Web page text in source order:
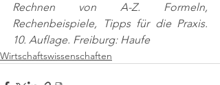
Rechnen von A-Z. Formeln,
Rechenbeispiele, Tipps für die Praxis.
10. Auflage. Freiburg: Haufe
Wirtschaftswissenschaften